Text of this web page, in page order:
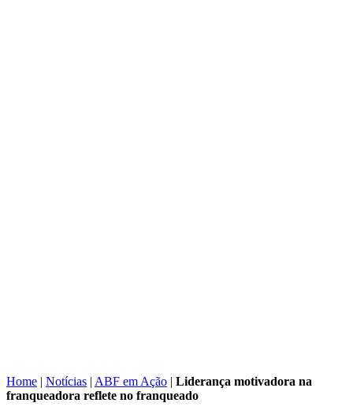
Home | Notícias | ABF em Ação | Liderança motivadora na
franqueadora reflete no franqueado